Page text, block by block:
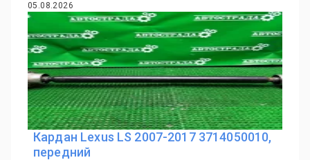
05.08.2026
Кардан Lexus LS 2007-2017 3714050010,
передний